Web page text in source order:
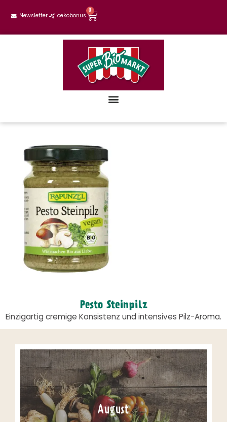
Newsletter oekobonus
0
Pesto Steinpilz
Einzigartig cremige Konsistenz und intensives Pilz-Aroma.
August